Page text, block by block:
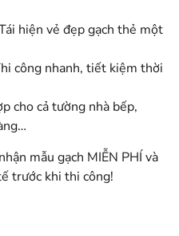
hiện vẻ đẹp gạch thẻ một
công nhanh, tiết kiệm thời
cho cả tường nhà bếp,
mẫu gạch MIỄN PHÍ và
trước khi thi công!